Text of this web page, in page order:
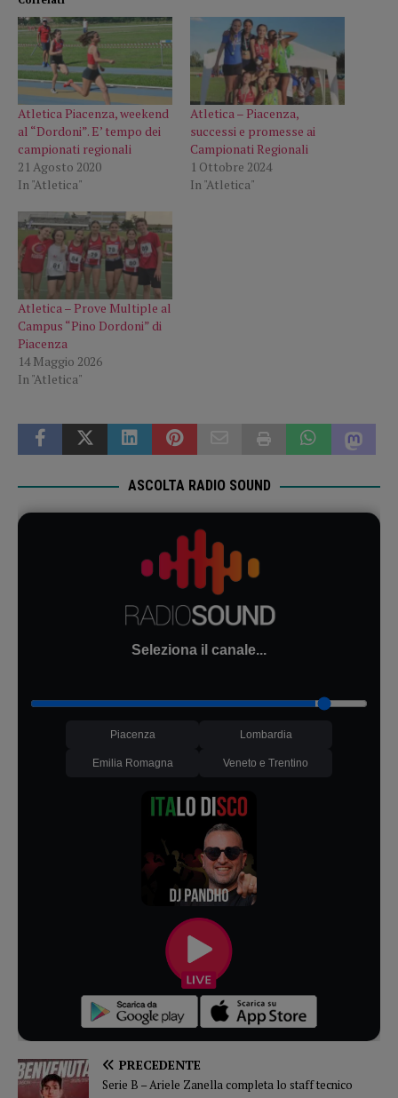
Atletica Piacenza, weekend
al “Dordoni”. E’ tempo dei
campionati regionali
21 Agosto 2020
In "Atletica"
Atletica – Piacenza,
successi e promesse ai
Campionati Regionali
1 Ottobre 2024
In "Atletica"
Atletica – Prove Multiple al
Campus “Pino Dordoni” di
Piacenza
14 Maggio 2026
In "Atletica"
ASCOLTA RADIO SOUND
Seleziona il canale...
Piacenza Lombardia
Emilia Romagna Veneto e Trentino
PRECEDENTE
Serie B – Ariele Zanella completa lo staff tecnico